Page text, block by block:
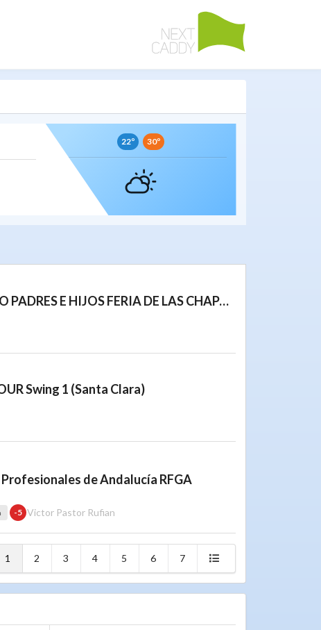
22º 30º
VII TORNEO PADRES E HIJOS FERIA DE LAS CHAPAS (MARBELLA)
Swing 1 (Santa Clara)
de Andalucía RFGA
-5 Victor Pastor Rufian
1 2 3 4 5 6 7